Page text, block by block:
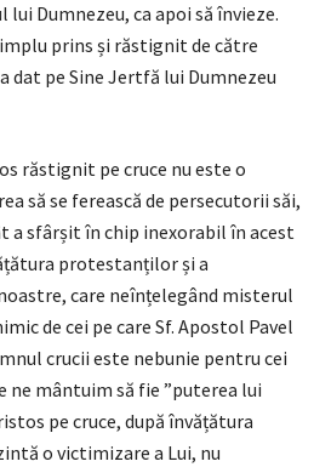
Dumnezeu, ca apoi să învieze.
prins și răstignit de către
dat pe Sine Jertfă lui Dumnezeu
răstignit pe cruce nu este o
să se ferească de persecutorii săi,
a sfârșit în chip inexorabil în acest
protestanților și a
care neînțelegând misterul
de cei pe care Sf. Apostol Pavel
crucii este nebunie pentru cei
ne mântuim să fie ”puterea lui
pe cruce, după învățătura
o victimizare a Lui, nu